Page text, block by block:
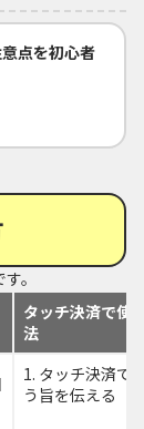
点を初心者
。
タッチ決済で使
法
1. タッチ決済で
う旨を伝える